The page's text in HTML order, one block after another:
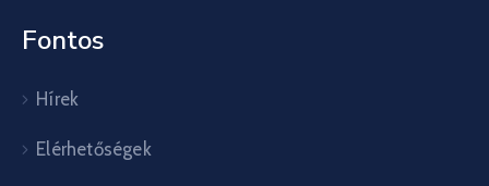
Fontos
Hírek
Elérhetőségek